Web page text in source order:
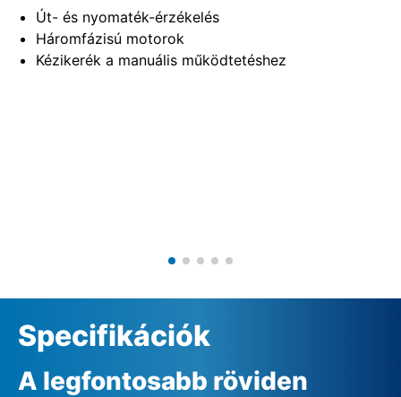
Út- és nyomaték-érzékelés
Háromfázisú motorok
Kézikerék a manuális működtetéshez
Specifikációk
A legfontosabb röviden